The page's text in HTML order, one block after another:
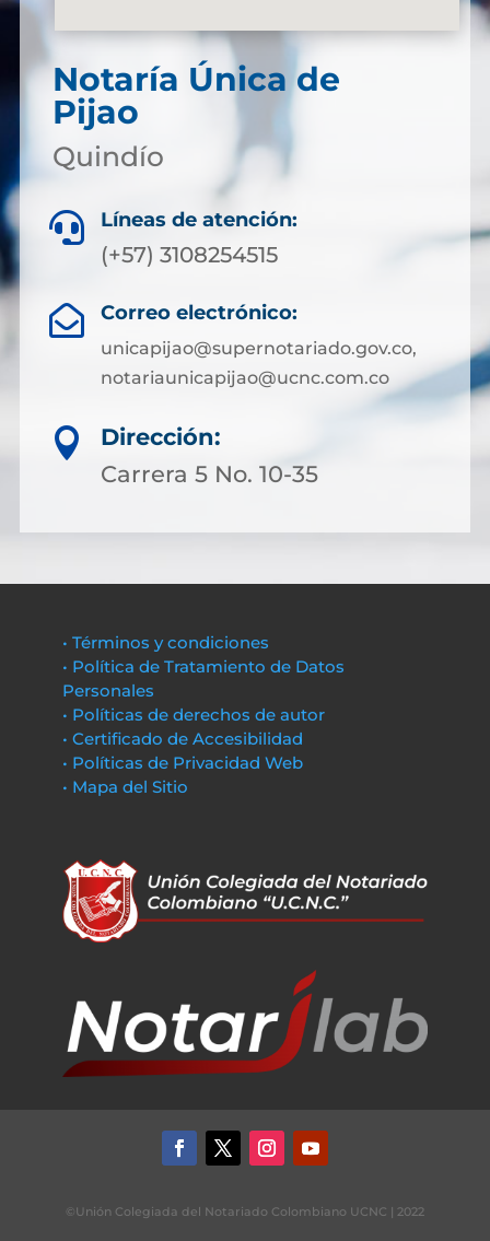
Notaría Única de
Pijao
Quindío
 Líneas de atención:
(+57) 3108254515
 Correo electrónico:
unicapijao@supernotariado.gov.co,
notariaunicapijao@ucnc.com.co

Dirección:
Carrera 5 No. 10-35
• Términos y condiciones
• Política de Tratamiento de Datos
Personales
• Políticas de derechos de autor
• Certificado de Accesibilidad
• Políticas de Privacidad Web
• Mapa del Sitio
©Unión Colegiada del Notariado Colombiano UCNC | 2022